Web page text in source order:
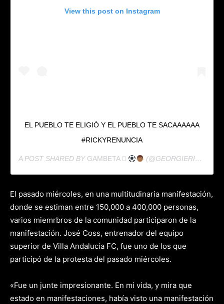
View this post on Instagram
EL PUEBLO TE ELIGIÓ Y EL PUEBLO TE SACAAAAAA
#RICKYRENUNCIA
A POST SHARED BY GAMBETA  (@GEORGIERIVERA11) ON
El pasado miércoles, en una multitudinaria manifestación,
donde se estiman entre 150,000 a 400,000 personas,
varios miemrbros de la comunidad participaron de la
manifestación. José Coss, entrenador del equipo
superior de Villa Andalucía FC, fue uno de los que
participó de la protesta del pasado miércoles.
«Fue un junte impresionante. En mi vida, y mira que
estado en manifestaciones, había visto una manifestación